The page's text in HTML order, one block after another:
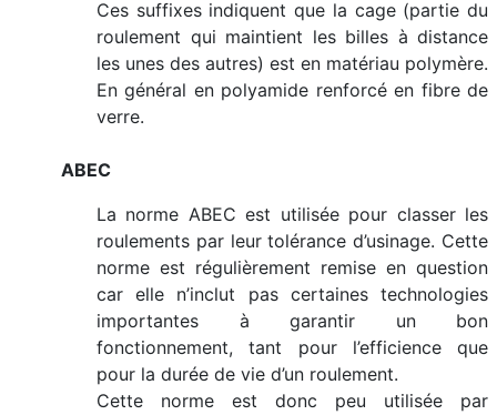
Ces suffixes indiquent que la cage (partie du
roulement qui maintient les billes à distance
les unes des autres) est en matériau polymère.
En général en polyamide renforcé en fibre de
verre.
ABEC
La norme ABEC est utilisée pour classer les
roulements par leur tolérance d’usinage. Cette
norme est régulièrement remise en question
car elle n’inclut pas certaines technologies
importantes à garantir un bon
fonctionnement, tant pour l’efficience que
pour la durée de vie d’un roulement.
Cette norme est donc peu utilisée par